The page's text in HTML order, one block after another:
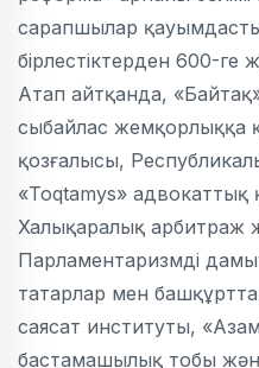
сарапшылар
бірлестіктерден 600-
Атап айтқанда,
сыбайлас жемқорлыққа
қозғалысы,
«Toqtamys»
Халықаралық арбитраж
Парламентаризмді
татарлар мен
саясат институты,
бастамашылық тобы